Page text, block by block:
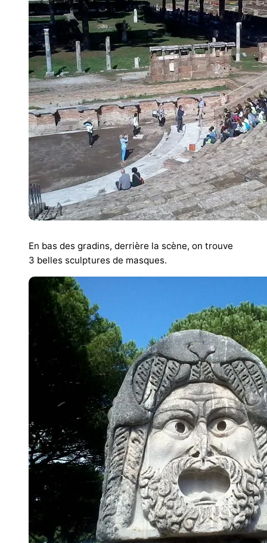
En bas des gradins, derrière la scène, on trouve
3 belles sculptures de masques.